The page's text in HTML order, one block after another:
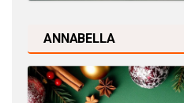
ANNABELLA